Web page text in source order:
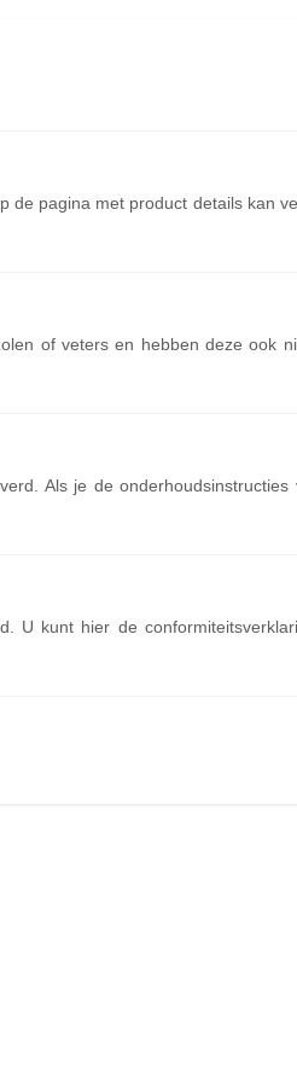
de pagina met product details kan
of veters en hebben deze ook
Als je de onderhoudsinstructies
U kunt hier de